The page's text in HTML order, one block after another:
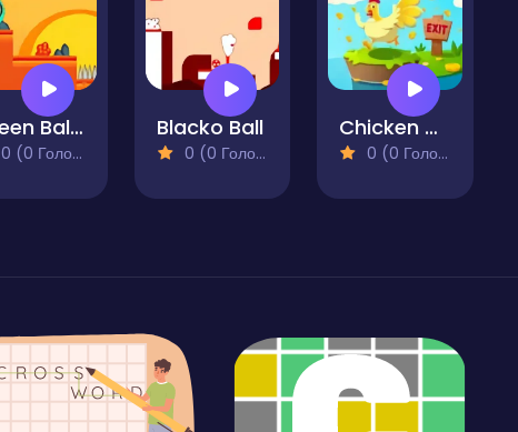
Green Ball Po
0 (0 Голосів)
Blacko Ball
0 (0 Голосів)
Chicken Dash
0 (0 Голосів)